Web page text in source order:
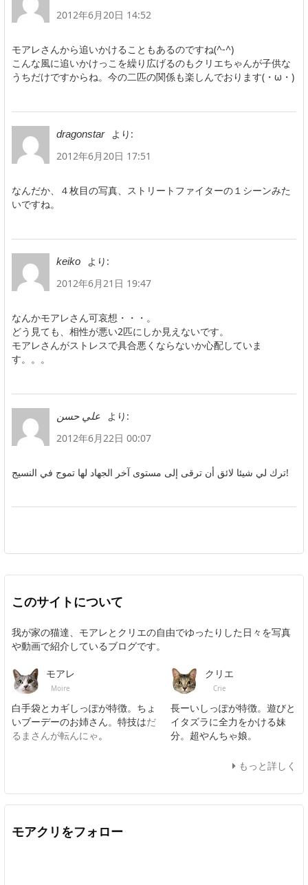
2012年6月20日 14:52
モアレさんから追いかけることもあるのですね(^-^)
こんな風に追いかけっこを繰り広げるのもクリエちゃんが子供な
うちだけですからね。今の二匹の関係も楽しんでおります(・ω・)
dragonstar
より:
2012年6月20日 17:51
なんだか、４枚目の写真、ストリートファイターの１シーンみた
いですね。
keiko
より:
2012年6月21日 19:47
なんかモアレさん可哀想・・・。
どう見ても、相性が悪い2匹にしか見えないです。
モアレさんがストレスで具合悪くならないか心配していま
す。。。
علي حسن
より:
2012年6月22日 00:07
ترك لي شيئا لائق أن ترقى إلى مستوى آخر الجهاد لها تموج في النسيج!
このサイトについて
我が家の猫達、モアレとクリエの自由でゆったりした日々を写真
や動画で紹介しているブログです。
モアレ
Moire
白手袋とカギしっぽが特徴。ちょ
いブーデーのお姉さん。特技はだ
るまさんが転んにゃ。
クリエ
Crie
長ーいしっぽが特徴。遊びと
イタズラに全力をかける妹
分。超やんちゃ娘。
もっと詳しく
モアクリをフォロー